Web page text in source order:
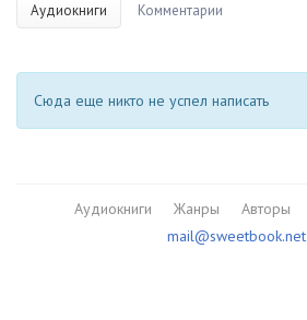
Аудиокниги Комментарии
Сюда еще никто не успел написать
Аудиокниги Жанры Авторы
mail@sweetbook.net